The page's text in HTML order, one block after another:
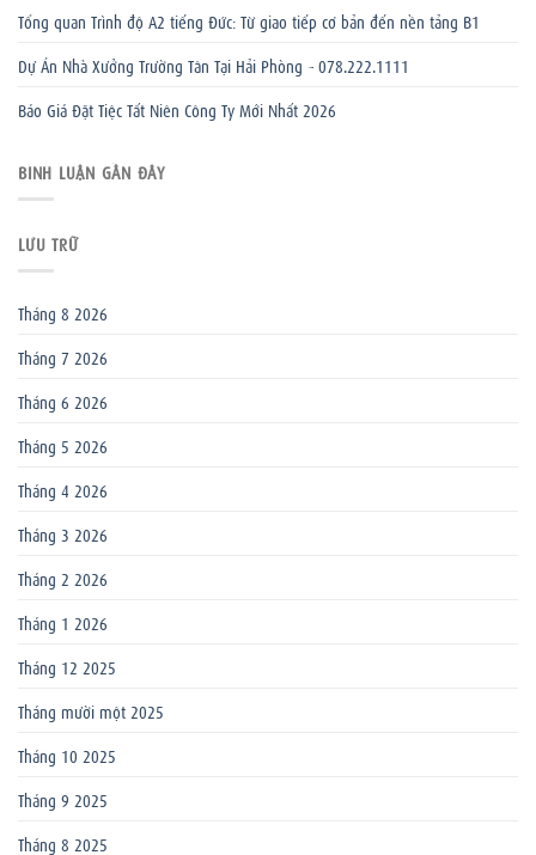
Tổng quan Trình độ A2 tiếng Đức: Từ giao tiếp cơ bản đến nền tảng B1
Dự Án Nhà Xưởng Trường Tân Tại Hải Phòng – 078.222.1111
Báo Giá Đặt Tiệc Tất Niên Công Ty Mới Nhất 2026
BÌNH LUẬN GẦN ĐÂY
LƯU TRỮ
Tháng 8 2026
Tháng 7 2026
Tháng 6 2026
Tháng 5 2026
Tháng 4 2026
Tháng 3 2026
Tháng 2 2026
Tháng 1 2026
Tháng 12 2025
Tháng mười một 2025
Tháng 10 2025
Tháng 9 2025
Tháng 8 2025